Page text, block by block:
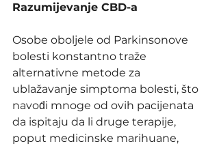
Razumijevanje CBD-a
Osobe oboljele od Parkinsonove
bolesti konstantno traže
alternativne metode za
ublažavanje simptoma bolesti, što
navod́i mnoge od ovih pacijenata
da ispitaju da li druge terapije,
poput medicinske marihuane,